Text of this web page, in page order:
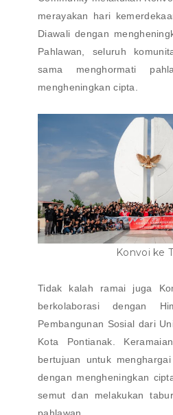
merayakan hari
Diawali dengan
Pahlawan, seluruh
sama menghormati
mengheningkan cipta.
Konvoi ke
Tidak kalah ramai juga
berkolaborasi dengan
Pembangunan Sosial dari
Kota Pontianak.
bertujuan untuk
dengan mengheningkan
semut dan melakukan